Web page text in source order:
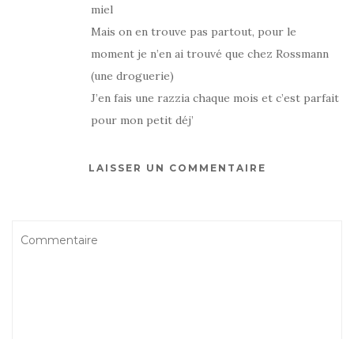
miel
Mais on en trouve pas partout, pour le
moment je n’en ai trouvé que chez Rossmann
(une droguerie)
J’en fais une razzia chaque mois et c’est parfait
pour mon petit déj’
LAISSER UN COMMENTAIRE